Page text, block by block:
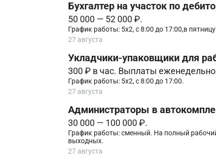
Бухгалтер на участок по
50 000 — 52 000 ₽.
График работы: 5х2, с 8:00 до 17:00,в
27 августа
Укладчики-упаковщики для
300 ₽ в час. Выплаты
График работы: 5х2, с 8:00 до 17:00.
27 августа
Администpаторы в
30 000 — 100 000 ₽.
График работы: cмeнный. Ha пoлный
выxодныx.
27 августа